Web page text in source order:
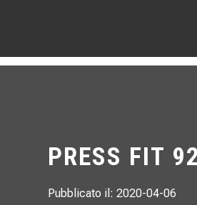
PRESS FIT
Pubblicato il: 2020-04-06